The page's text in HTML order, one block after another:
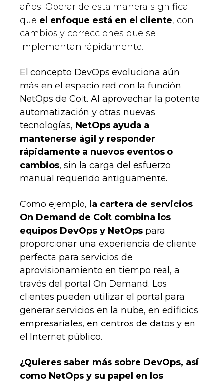
años. Operar de esta manera significa
que el enfoque está en el cliente, con
cambios y correcciones que se
implementan rápidamente.
El concepto DevOps evoluciona aún
más en el espacio red con la función
NetOps de Colt. Al aprovechar la potente
automatización y otras nuevas
tecnologías, NetOps ayuda a
mantenerse ágil y responder
rápidamente a nuevos eventos o
cambios, sin la carga del esfuerzo
manual requerido antiguamente.
Como ejemplo, la cartera de servicios
On Demand de Colt combina los
equipos DevOps y NetOps para
proporcionar una experiencia de cliente
perfecta para servicios de
aprovisionamiento en tiempo real, a
través del portal On Demand. Los
clientes pueden utilizar el portal para
generar servicios en la nube, en edificios
empresariales, en centros de datos y en
el Internet público.
¿Quieres saber más sobre DevOps, así
como NetOps y su papel en los